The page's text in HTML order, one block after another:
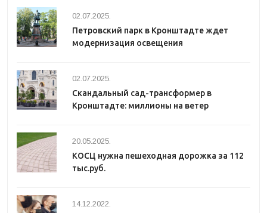
02.07.2025.
Петровский парк в Кронштадте ждет
модернизация освещения
02.07.2025.
Скандальный сад-трансформер в
Кронштадте: миллионы на ветер
20.05.2025.
КОСЦ нужна пешеходная дорожка за 112
тыс.руб.
14.12.2022.